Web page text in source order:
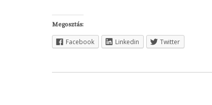
Megosztás:
Facebook Linkedin Twitter